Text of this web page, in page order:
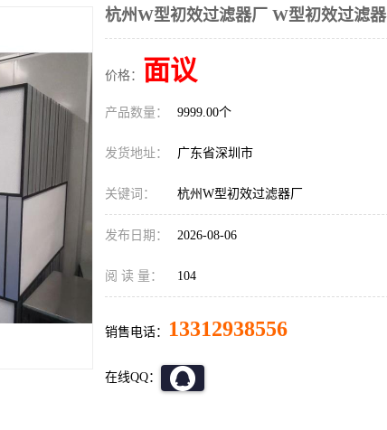
杭州W型初效过滤器厂 W型初效过滤器
价格： 面议
产品数量： 9999.00个
发货地址： 广东省深圳市
关键词： 杭州W型初效过滤器厂
发布日期： 2026-08-06
阅 读 量： 104
销售电话： 13312938556
在线QQ：